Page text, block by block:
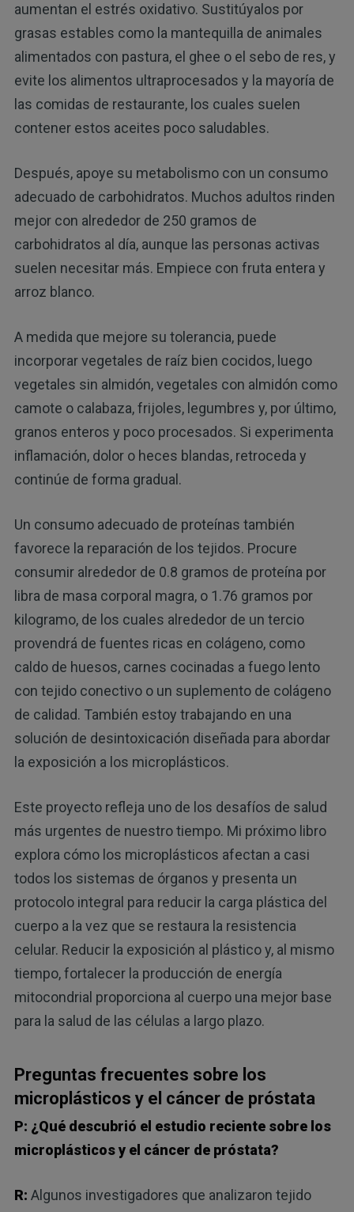
aumentan el estrés oxidativo. Sustitúyalos por
grasas estables como la mantequilla de animales
alimentados con pastura, el ghee o el sebo de res, y
evite los alimentos ultraprocesados ​​y la mayoría de
las comidas de restaurante, los cuales suelen
contener estos aceites poco saludables.
Después, apoye su metabolismo con un consumo
adecuado de carbohidratos. Muchos adultos rinden
mejor con alrededor de 250 gramos de
carbohidratos al día, aunque las personas activas
suelen necesitar más. Empiece con fruta entera y
arroz blanco.
A medida que mejore su tolerancia, puede
incorporar vegetales de raíz bien cocidos, luego
vegetales sin almidón, vegetales con almidón como
camote o calabaza, frijoles, legumbres y, por último,
granos enteros y poco procesados. Si experimenta
inflamación, dolor o heces blandas, retroceda y
continúe de forma gradual.
Un consumo adecuado de proteínas también
favorece la reparación de los tejidos. Procure
consumir alrededor de 0.8 gramos de proteína por
libra de masa corporal magra, o 1.76 gramos por
kilogramo, de los cuales alrededor de un tercio
provendrá de fuentes ricas en colágeno, como
caldo de huesos, carnes cocinadas a fuego lento
con tejido conectivo o un suplemento de colágeno
de calidad. También estoy trabajando en una
solución de desintoxicación diseñada para abordar
la exposición a los microplásticos.
Este proyecto refleja uno de los desafíos de salud
más urgentes de nuestro tiempo. Mi próximo libro
explora cómo los microplásticos afectan a casi
todos los sistemas de órganos y presenta un
protocolo integral para reducir la carga plástica del
cuerpo a la vez que se restaura la resistencia
celular. Reducir la exposición al plástico y, al mismo
tiempo, fortalecer la producción de energía
mitocondrial proporciona al cuerpo una mejor base
para la salud de las células a largo plazo.
Preguntas frecuentes sobre los
microplásticos y el cáncer de próstata
P: ¿Qué descubrió el estudio reciente sobre los
microplásticos y el cáncer de próstata?
R: Algunos investigadores que analizaron tejido